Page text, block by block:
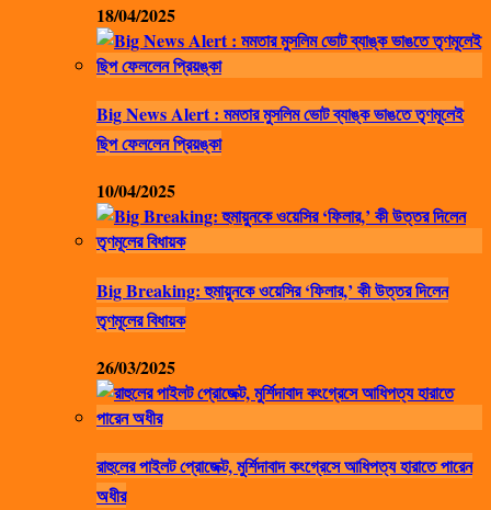
18/04/2025
Big News Alert : মমতার মুসলিম ভোট ব্যাঙ্ক ভাঙতে তৃণমূলেই
ছিপ ফেললেন প্রিয়ঙ্কা
10/04/2025
Big Breaking: হুমায়ুনকে ওয়েসির ‘ফিলার,’ কী উত্তর দিলেন
তৃণমূলের বিধায়ক
26/03/2025
রাহুলের পাইলট প্রোজেক্ট, মুর্শিদাবাদ কংগ্রেসে আধিপত্য হারাতে পারেন
অধীর